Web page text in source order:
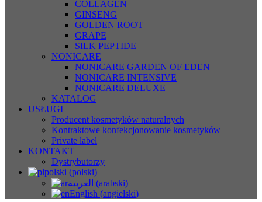
COLLAGEN
GINSENG
GOLDEN ROOT
GRAPE
SILK PEPTIDE
NONICARE
NONICARE GARDEN OF EDEN
NONICARE INTENSIVE
NONICARE DELUXE
KATALOG
USŁUGI
Producent kosmetyków naturalnych
Kontraktowe konfekcjonowanie kosmetyków
Private label
KONTAKT
Dystrybutorzy
polski (polski)
العربية (arabski)
English (angielski)